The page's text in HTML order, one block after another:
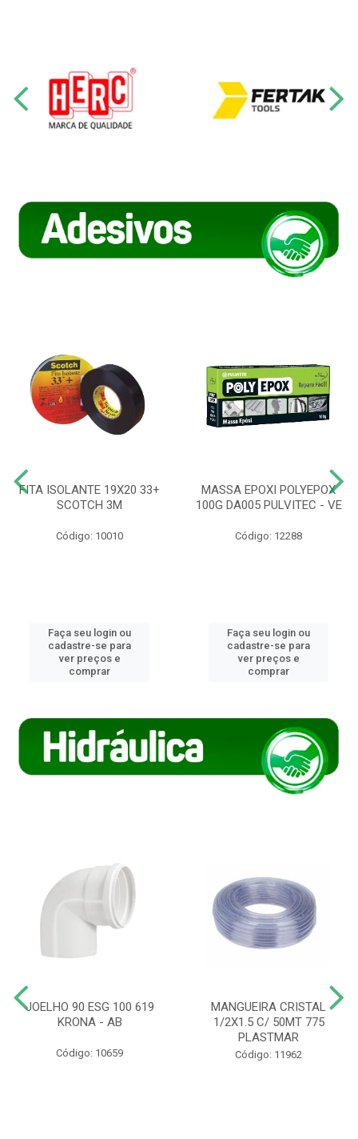
FITA ISOLANTE 19X20 33+
SCOTCH 3M
Código: 10010
Faça seu login ou
cadastre-se para
ver preços e
comprar
MASSA EPOXI POLYEPOX
100G DA005 PULVITEC - VE
Código: 12288
Faça seu login ou
cadastre-se para
ver preços e
comprar
JOELHO 90 ESG 100 619
KRONA - AB
Código: 10659
MANGUEIRA CRISTAL
1/2X1.5 C/ 50MT 775
PLASTMAR
Código: 11962